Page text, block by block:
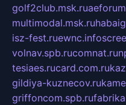
golf2club.msk.ru
multimodal.msk.ru
isz-fest.ruewnc.info
volnav.spb.rucomnat.ru
tesiaes.rucard.com.ru
gildiya-kuznecov.ru
griffoncom.spb.ru